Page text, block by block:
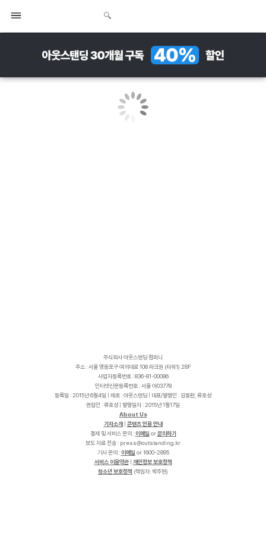
주식회사 아웃스탠딩 컴퍼니
주소 : 서울 영등포구 여의대로 108 파크원 (타워1) 28F
사업자등록번호 : 836-81-00086
인터넷신문등록번호 : 서울 아03778
등록일 : 2015년 6월4일 | 제호 : 아웃스탠딩 | 대표/발행인 : 김동환, 류호성
편집인 : 류호성 | 발행일자 : 2015년 1월17일
About Us
기자소개
콘텐츠 인용 안내
결제 및 서비스 문의 : 이메일 or문의하기
보도 자료 전송 :
r
k
.
g
n
i
d
n
a
t
s
t
u
o
@
s
s
e
r
p
기사 문의 : 이메일 or 1600-2895
서비스 이용약관| 개인정보 보호정책
청소년 보호정책 (책임자: 박주현)